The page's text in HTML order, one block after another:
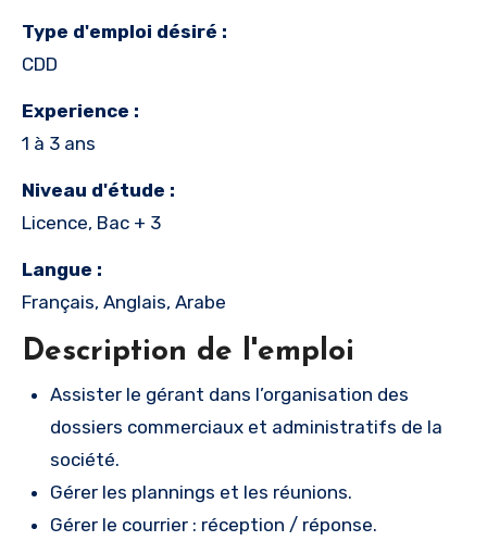
Type d'emploi désiré :
CDD
Experience :
1 à 3 ans
Niveau d'étude :
Licence, Bac + 3
Langue :
Français, Anglais, Arabe
Description de l'emploi
Assister le gérant dans l’organisation des
dossiers commerciaux et administratifs de la
société.
Gérer les plannings et les réunions.
Gérer le courrier : réception / réponse.